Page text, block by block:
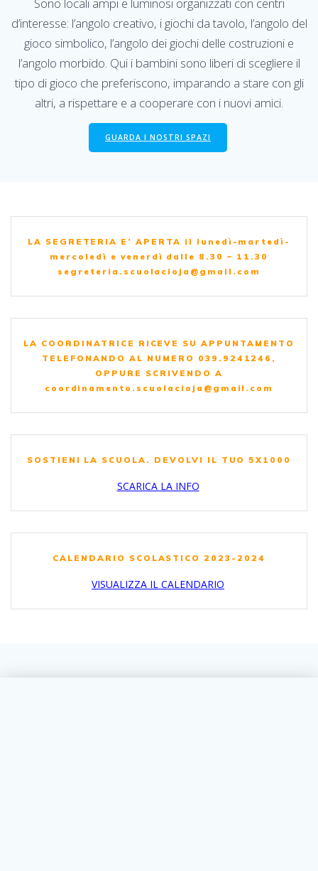
Sono locali ampi e luminosi organizzati con centri
d’interesse: l’angolo creativo, i giochi da tavolo, l’angolo del
gioco simbolico, l’angolo dei giochi delle costruzioni e
l’angolo morbido. Qui i bambini sono liberi di scegliere il
tipo di gioco che preferiscono, imparando a stare con gli
altri, a rispettare e a cooperare con i nuovi amici.
GUARDA I NOSTRI SPAZI
LA SEGRETERIA E’ APERTA il lunedì-martedì-
mercoledì e venerdì dalle 8.30 – 11.30
segreteria.scuolacioja@gmail.com
LA COORDINATRICE RICEVE SU APPUNTAMENTO
TELEFONANDO AL NUMERO 039.9241246,
OPPURE SCRIVENDO A
coordinamento.scuolacioja@gmail.com
SOSTIENI LA SCUOLA. DEVOLVI IL TUO 5X1000
SCARICA LA INFO
CALENDARIO SCOLASTICO 2023-2024
VISUALIZZA IL CALENDARIO